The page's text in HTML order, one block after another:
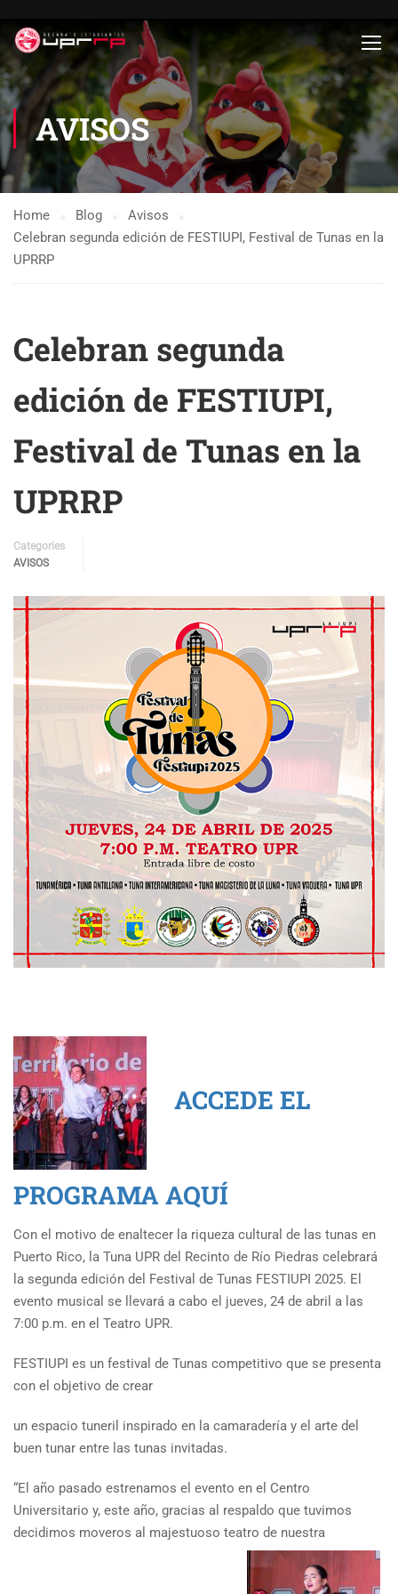
AVISOS
Home Blog
Avisos
Celebran segunda edición de FESTIUPI, Festival de Tunas en la
UPRRP
Celebran segunda
edición de FESTIUPI,
Festival de Tunas en la
UPRRP
Categories
AVISOS
ACCEDE EL
PROGRAMA AQUÍ
Con el motivo de enaltecer la riqueza cultural de las tunas en
Puerto Rico, la Tuna UPR del Recinto de Río Piedras celebrará
la segunda edición del Festival de Tunas FESTIUPI 2025. El
evento musical se llevará a cabo el jueves, 24 de abril a las
7:00 p.m. en el Teatro UPR.
FESTIUPI es un festival de Tunas competitivo que se presenta
con el objetivo de crear
un espacio tuneril inspirado en la camaradería y el arte del
buen tunar entre las tunas invitadas.
“El año pasado estrenamos el evento en el Centro
Universitario y, este año, gracias al respaldo que tuvimos
decidimos moveros al majestuoso teatro de nuestra